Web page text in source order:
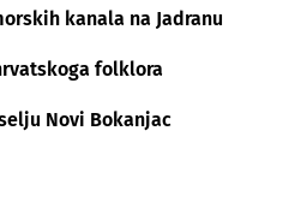
kanala na Jadranu
folklora
Novi Bokanjac